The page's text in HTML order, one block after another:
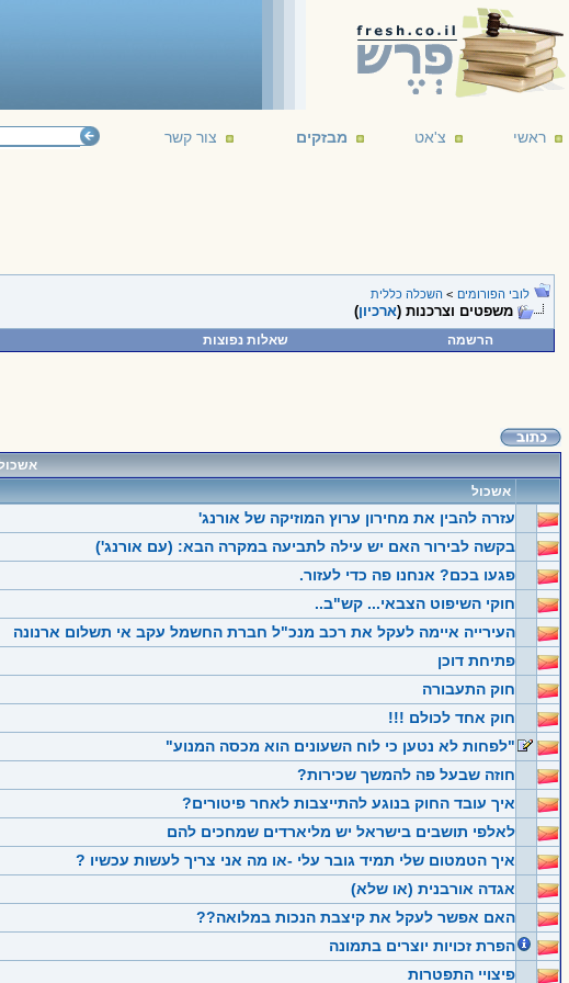
ראשי צ'אט מבזקים צור קשר
לובי הפורומים > השכלה כללית
משפטים וצרכנות (ארכיון)
הרשמה שאלות נפוצות
אשכול
עזרה להבין את מחירון ערוץ המוזיקה של אורנג'
בקשה לבירור האם יש עילה לתביעה במקרה הבא: (עם אורנג')
פגעו בכם? אנחנו פה כדי לעזור.
חוקי השיפוט הצבאי... קש"ב..
העירייה איימה לעקל את רכב מנכ"ל חברת החשמל עקב אי תשלום ארנונה
פתיחת דוכן
חוק התעבורה
חוק אחד לכולם !!!
"לפחות לא נטען כי לוח השעונים הוא מכסה המנוע"
חוזה שבעל פה להמשך שכירות?
איך עובד החוק בנוגע להתייצבות לאחר פיטורים?
לאלפי תושבים בישראל יש מליארדים שמחכים להם
איך הטמטום שלי תמיד גובר עלי -או מה אני צריך לעשות עכשיו ?
אגדה אורבנית (או שלא)
האם אפשר לעקל את קיצבת הנכות במלואה??
הפרת זכויות יוצרים בתמונה
פיצויי התפטרות